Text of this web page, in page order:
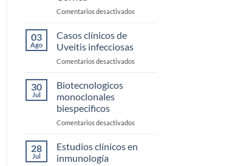
Comentarios desactivadosen
de
03
Ago
Casos clínicos de
Uveítis infecciosas
Comentarios desactivadosen
30
Jul
Biotecnologicos
monoclonales
biespecificos
Comentarios desactivadosen
28
Jul
Estudios clínicos en
inmunología